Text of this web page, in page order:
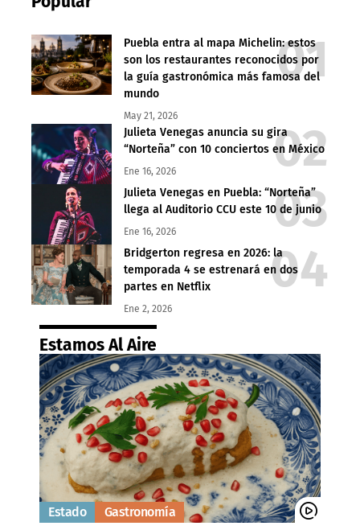
Puebla entra al mapa Michelin: estos
son los restaurantes reconocidos por
la guía gastronómica más famosa del
mundo
May 21, 2026
Julieta Venegas anuncia su gira
“Norteña” con 10 conciertos en México
Ene 16, 2026
Julieta Venegas en Puebla: “Norteña”
llega al Auditorio CCU este 10 de junio
Ene 16, 2026
Bridgerton regresa en 2026: la
temporada 4 se estrenará en dos
partes en Netflix
Ene 2, 2026
Estamos Al Aire
Estado Gastronomía